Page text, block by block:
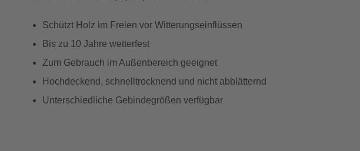
Schützt Holz im Freien vor Witterungseinflüssen
Bis zu 10 Jahre wetterfest
Zum Gebrauch im Außenbereich geeignet
Hochdeckend, schnelltrocknend und nicht abblätternd
Unterschiedliche Gebindegrößen verfügbar